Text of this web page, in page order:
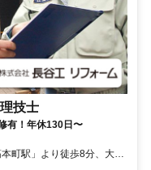
技士
有！年休130日〜
町駅」より徒歩8分、大阪